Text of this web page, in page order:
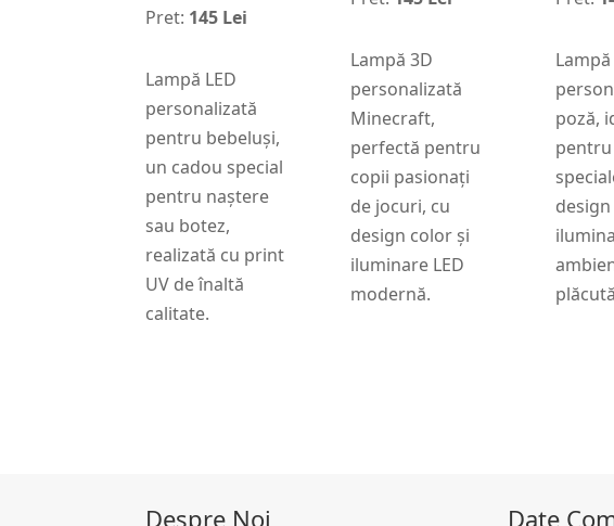
Pret: 145 Lei
Lampă LED
personalizată
pentru bebeluși,
un cadou special
pentru naștere
sau botez,
realizată cu print
UV de înaltă
calitate.
Lampă 3D
personalizată
Minecraft,
perfectă pentru
copii pasionați
de jocuri, cu
design color și
iluminare LED
modernă.
Lampă
poză,
Despre Noi Date